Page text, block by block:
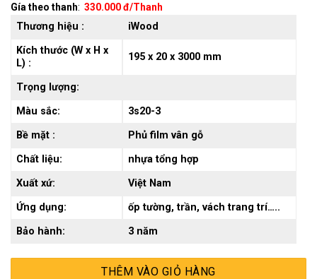
Gía theo thanh: 330.000 đ/Thanh
Thương hiệu :
iWood
Kích thước (W x H x
L) :
195 x 20 x 3000 mm
Trọng lượng:
Màu sắc:
3s20-3
Bề mặt :
Phủ film vân gỗ
Chất liệu:
nhựa tổng hợp
Xuất xứ:
Việt Nam
Ứng dụng:
ốp tường, trần, vách trang trí…..
Bảo hành:
3 năm
THÊM VÀO GIỎ HÀNG